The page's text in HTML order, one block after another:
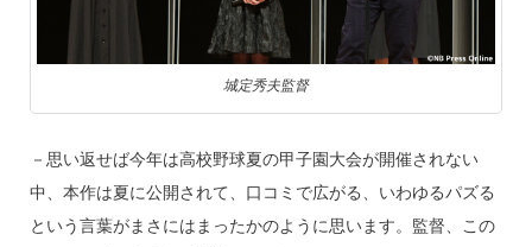
城定秀夫監督
－思い返せば今年は高校野球夏の甲子園大会が開催されない
中、本作は夏に公開されて、口コミで広がる、いわゆるパズる
という言葉がまさにはまったかのように思います。監督、この